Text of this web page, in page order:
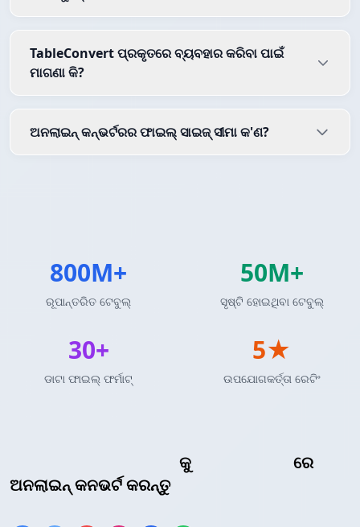
କୁ
ରେ
ଅନଲାଇନ୍ କନଭର୍ଟ କରନ୍ତୁ
TableConvert ପ୍ରକୃତରେ ବ୍ୟବହାର କରିବା ପାଇଁ
ମାଗଣା କି?
ଅନଲାଇନ୍ କନ୍ଭର୍ଟରର ଫାଇଲ୍ ସାଇଜ୍ ସୀମା କ'ଣ?
800M+
ରୂପାନ୍ତରିତ ଟେବୁଲ୍
50M+
ସୃଷ୍ଟି ହୋଇଥିବା ଟେବୁଲ୍
30+
ଡାଟା ଫାଇଲ୍ ଫର୍ମାଟ୍
5★
ଉପଯୋଗକର୍ତ୍ତା ରେଟିଂ